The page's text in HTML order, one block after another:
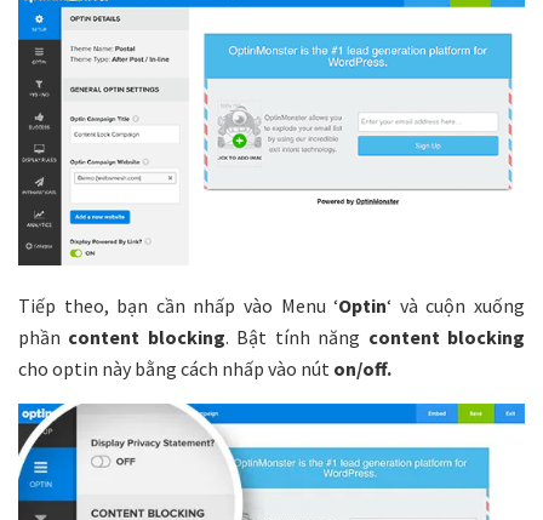
Tiếp theo, bạn cần nhấp vào Menu ‘Optin‘ và cuộn xuống
phần content blocking. Bật tính năng content blocking
cho optin này bằng cách nhấp vào nút on/off.